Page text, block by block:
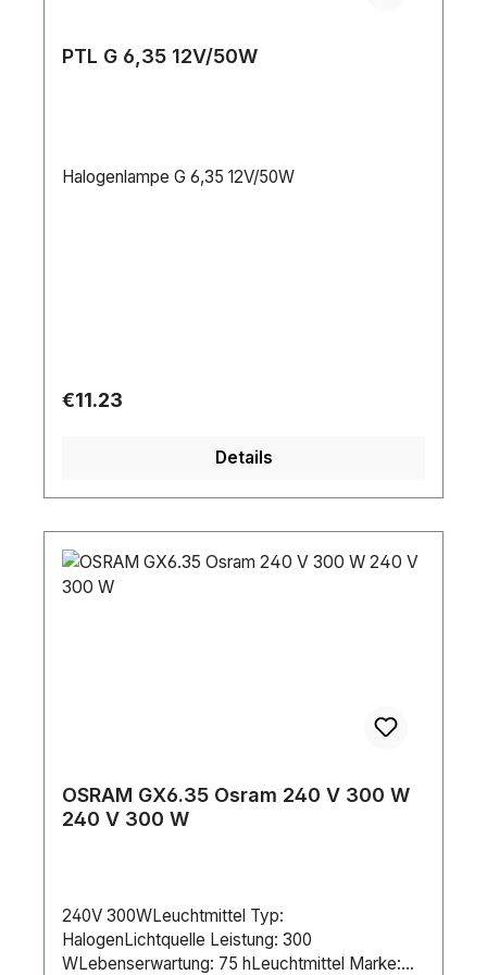
PTL G 6,35 12V/50W
Halogenlampe G 6,35 12V/50W
Regular price:
€11.23
Details
OSRAM GX6.35 Osram 240 V 300 W
240 V 300 W
240V 300WLeuchtmittel Typ:
HalogenLichtquelle Leistung: 300
WLebenserwartung: 75 hLeuchtmittel Marke: